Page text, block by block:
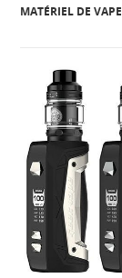
MATÉRIEL DE VAPE